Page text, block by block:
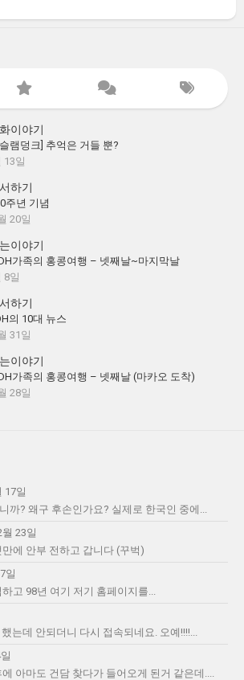
이야기
램덩크] 추억은 거들 뿐?
13일
하기
주년 기념
20일
이야기
가족의 홍콩여행 – 넷째날~마지막날
8일
하기
의 10대 뉴스
31일
이야기
가족의 홍콩여행 – 넷째날 (마카오 도착)
28일
17일
까? 왜구 후손인가요? 실제로 한국인 중에...
23일
에 안부 전하고 갑니다 (꾸벅)
일
고 98년 여기 저기 홈페이지를...
는데 안되더니 다시 접속되네요. 오예!!!!...
아마도 건담 찾다가 들어오게 된거 같은데....